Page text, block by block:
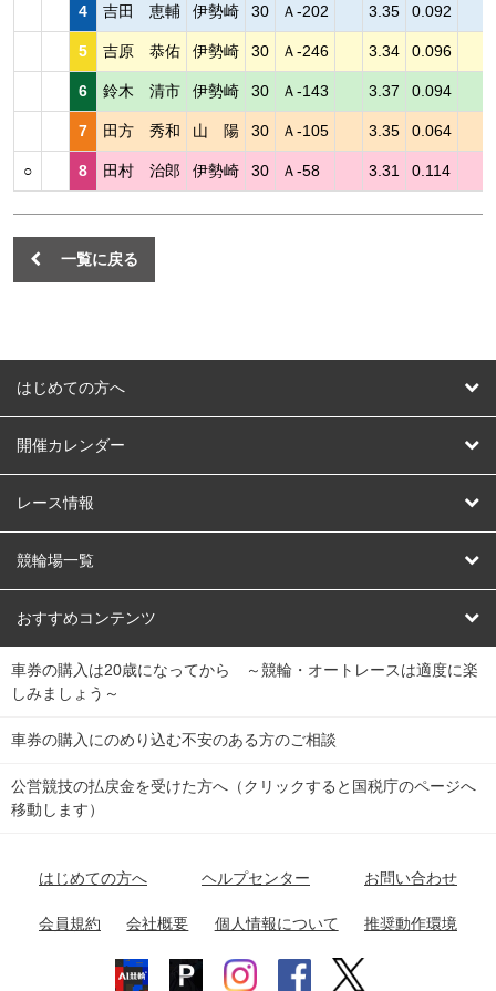
4 吉田 恵輔 伊勢崎 30 Ａ-202 3.35 0.092
5 吉原 恭佑 伊勢崎 30 Ａ-246 3.34 0.096
6 鈴木 清市 伊勢崎 30 Ａ-143 3.37 0.094
7 田方 秀和 山 陽 30 Ａ-105 3.35 0.064
○ 8 田村 治郎 伊勢崎 30 Ａ-58 3.31 0.114
一覧に戻る
はじめての方へ
はじめての方へ
開催カレンダー
競輪
オートレース
競輪くじ
Dokanto!
チャリロトプラザ
レース情報
レース予想
レース結果
キャリーオーバー一覧
競輪場一覧
北日本 函館競輪場
関
東
弥彦競輪場 前橋競輪場 取手競輪場 宇都宮競輪場
関
東
小田原競輪場
名古屋競輪場 岐阜競輪場 大垣競輪場 豊橋競輪場
富山競輪場 松阪競輪場 四日市競輪場
福井競輪場 奈良競輪場 向日町競輪場
おすすめコンテンツ
競輪選手情報
Perfecta Navi
netkeirin
車券の購入は20歳になってから ～競輪・オートレースは適度に楽
しみましょう～
車券の購入にのめり込む不安のある方のご相談
公営競技の払戻金を受けた方へ（クリックすると国税庁のページへ
移動します）
はじめての方へ ヘルプセンター お問い合わせ
会員規約 会社概要 個人情報について 推奨動作環境